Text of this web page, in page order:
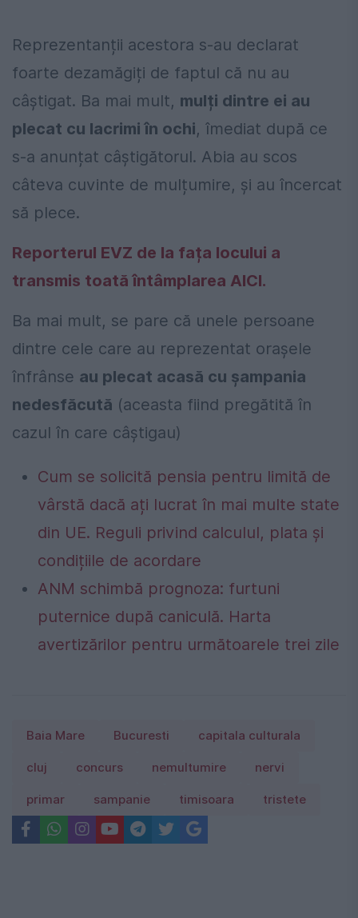
Reprezentanții acestora s-au declarat
foarte dezamăgiți de faptul că nu au
câștigat. Ba mai mult, mulți dintre ei au
plecat cu lacrimi în ochi, îmediat după ce
s-a anunțat câștigătorul. Abia au scos
câteva cuvinte de mulțumire, și au încercat
să plece.
Reporterul EVZ de la fața locului a
transmis toată întâmplarea AICI.
Ba mai mult, se pare că unele persoane
dintre cele care au reprezentat orașele
înfrânse au plecat acasă cu șampania
nedesfăcută (aceasta fiind pregătită în
cazul în care câștigau)
Cum se solicită pensia pentru limită de
vârstă dacă ați lucrat în mai multe state
din UE. Reguli privind calculul, plata și
condițiile de acordare
ANM schimbă prognoza: furtuni
puternice după caniculă. Harta
avertizărilor pentru următoarele trei zile
Baia Mare Bucuresti capitala culturala
cluj concurs nemultumire nervi
primar sampanie timisoara tristete